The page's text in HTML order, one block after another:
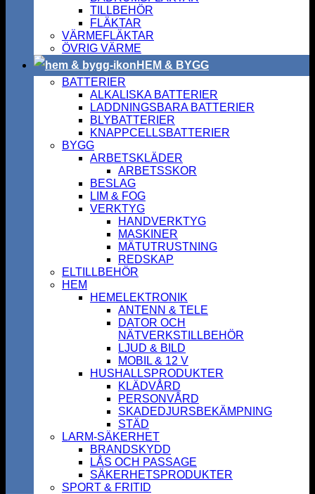
TILLBEHÖR
FLÄKTAR
VÄRMEFLÄKTAR
ÖVRIG VÄRME
HEM & BYGG
BATTERIER
ALKALISKA BATTERIER
LADDNINGSBARA BATTERIER
BLYBATTERIER
KNAPPCELLSBATTERIER
BYGG
ARBETSKLÄDER
ARBETSSKOR
BESLAG
LIM & FOG
VERKTYG
HANDVERKTYG
MASKINER
MÄTUTRUSTNING
REDSKAP
ELTILLBEHÖR
HEM
HEMELEKTRONIK
ANTENN & TELE
DATOR OCH
NÄTVERKSTILLBEHÖR
LJUD & BILD
MOBIL & 12 V
HUSHALLSPRODUKTER
KLÄDVÅRD
PERSONVÅRD
SKADEDJURSBEKÄMPNING
STÄD
LARM-SÄKERHET
BRANDSKYDD
LÅS OCH PASSAGE
SÄKERHETSPRODUKTER
SPORT & FRITID